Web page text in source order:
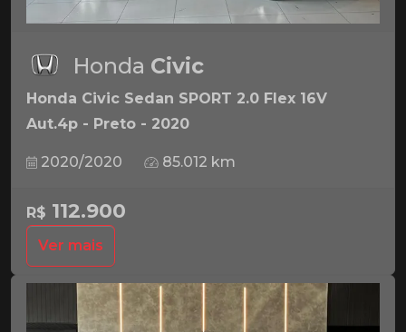
Honda Civic
Honda Civic Sedan SPORT 2.0 Flex 16V
Aut.4p - Preto - 2020
2020/2020 85.012 km
R$ 112.900
Ver mais